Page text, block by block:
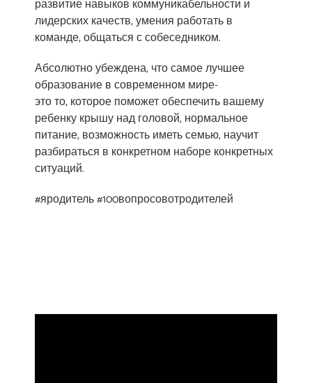
развитие навыков коммуникабельности и
лидерских качеств, умения работать в
команде, общаться с собеседником.
Абсолютно убеждена, что самое лучшее
образование в современном мире-
это то, которое поможет обеспечить вашему
ребенку крышу над головой, нормальное
питание, возможность иметь семью, научит
разбираться в конкретном наборе конкретных
ситуаций.
#яродитель #100вопросовотродителей